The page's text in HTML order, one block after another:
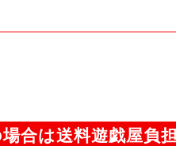
合は送料遊戯屋負担